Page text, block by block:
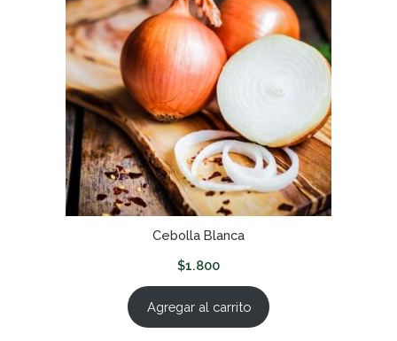
Cebolla Blanca
$1.800
Agregar al carrito